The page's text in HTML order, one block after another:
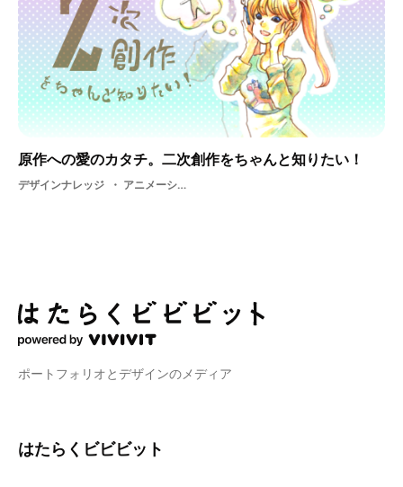
原作への愛のカタチ。二次創作をちゃんと知りたい！
デザインナレッジ アニメーション・ 漫画・ 著作権・ 二次創作・ イラストレーター
ポートフォリオとデザインのメディア
はたらくビビビット